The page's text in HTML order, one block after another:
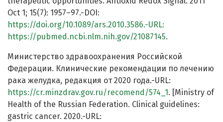
Oct 1; 15(7): 1957–97.-DOI:
https://doi.org/10.1089/ars.2010.3586.-URL:
https://pubmed.ncbi.nlm.nih.gov/21087145.
Министерство здравоохранения Российской
Федерации. Клинические рекомендации по лечению
рака желудка, редакция от 2020 года.-URL:
https://cr.minzdrav.gov.ru/recomend/574_1 . [Ministry of
Health of the Russian Federation. Clinical guidelines:
gastric cancer. 2020.-URL: